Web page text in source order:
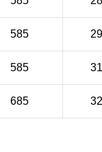
585
585
685